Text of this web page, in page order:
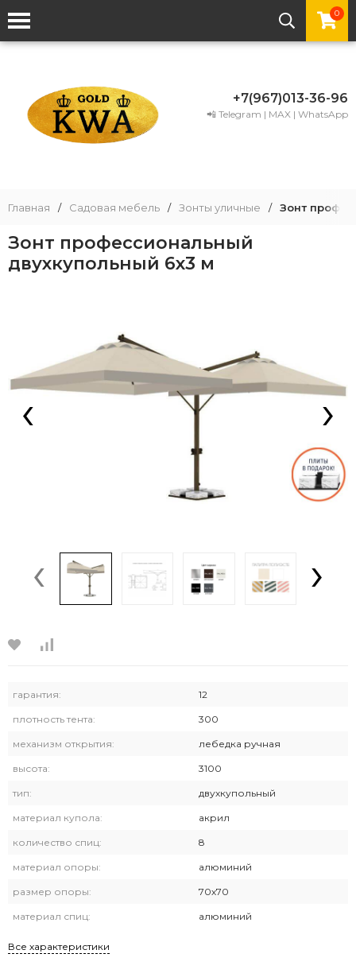
0
+7(967)013-36-96
📲 Telegram | MAX | WhatsApp
Главная / Садовая мебель / Зонты уличные / Зонт
Зонт профессиональный
двухкупольный 6х3 м
‹ ›
‹ ›
гарантия: 12
плотность тента: 300
механизм открытия: лебедка ручная
высота: 3100
тип: двухкупольный
материал купола: акрил
количество спиц: 8
материал опоры: алюминий
размер опоры: 70х70
материал спиц: алюминий
Все характеристики